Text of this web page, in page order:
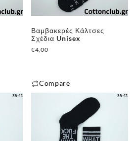
Βαμβακερές Κάλτσες
Σχέδια Unisex
€4,00
Compare